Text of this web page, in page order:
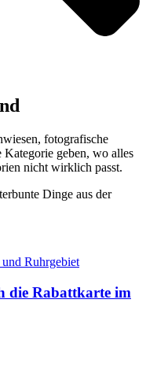
fotografische
Kategorie geben, wo alles
nicht wirklich passt.
Dinge aus der
die Rabattkarte im